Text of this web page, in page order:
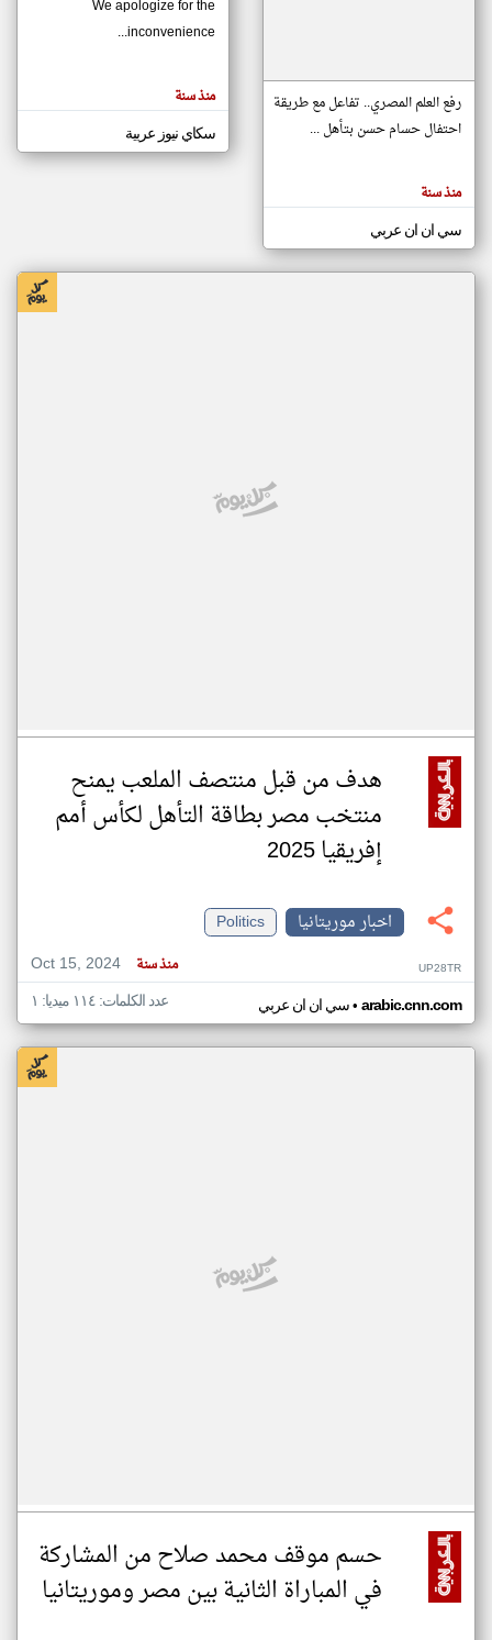
مصادر الأخبار من موريتانيا
اخبار موريتانيا على مدار الساعة
أهم اخبار موريتانيا العاجلة والمباشرة
المقالات
الموجوده
هنا عن
رفع العلم المصري.. تفاعل مع طريقة
احتفال حسام حسن بتأهل ...
منذ سنة
سي ان ان عربي
We apologize for the
inconvenience...
منذ سنة
سكاي نيوز عربية
هدف من قبل منتصف الملعب يمنح
منتخب مصر بطاقة التأهل لكأس أمم
إفريقيا 2025
اخبار موريتانيا
Politics
Oct 15, 2024
منذ سنة UP28TR
سي ان ان عربي• arabic.cnn.com عدد الكلمات: ١١٤ ميديا: ١
حسم موقف محمد صلاح من المشاركة
في المباراة الثانية بين مصر وموريتانيا
klyoum.com